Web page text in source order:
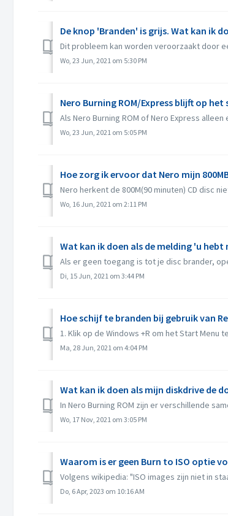
De knop 'Branden' is grijs. Wat kan ik
Dit probleem kan worden veroorzaakt door
Wo, 23 Jun, 2021 om 5:30 PM
Nero Burning ROM/Express blijft op
Als Nero Burning ROM of Nero Express
Wo, 23 Jun, 2021 om 5:05 PM
Hoe zorg ik ervoor dat Nero mijn
Nero herkent de 800M(90 minuten) CD disc
Wo, 16 Jun, 2021 om 2:11 PM
Wat kan ik doen als de melding 'u
Als er geen toegang is tot je disc brander,
Di, 15 Jun, 2021 om 3:44 PM
Hoe schijf te branden bij gebruik van
1. Klik op de Windows +R om het Start
Ma, 28 Jun, 2021 om 4:04 PM
Wat kan ik doen als mijn diskdrive de
In Nero Burning ROM zijn er verschillende
Wo, 17 Nov, 2021 om 3:05 PM
Waarom is er geen Burn to ISO optie
Volgens wikipedia: "ISO images zijn niet in
Do, 6 Apr, 2023 om 10:16 AM